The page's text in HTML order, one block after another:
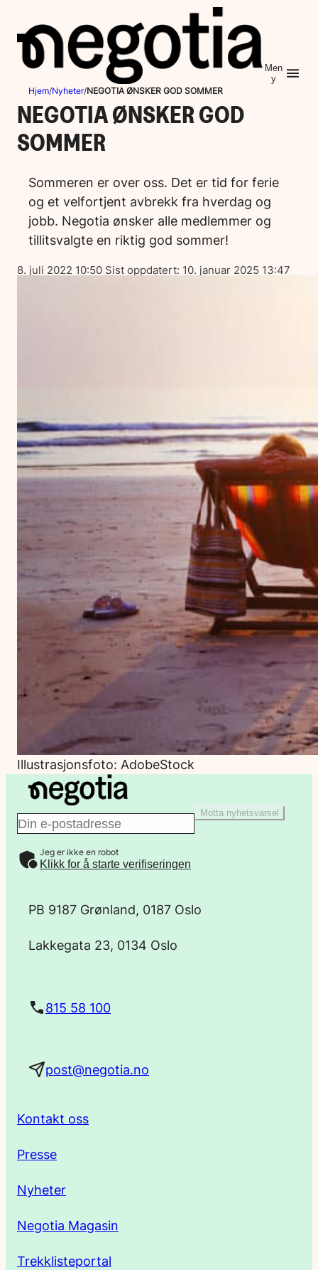
innhold
Men
y
Hjem/Nyheter/NEGOTIA ØNSKER GOD SOMMER
NEGOTIA ØNSKER GOD
SOMMER
Sommeren er over oss. Det er tid for ferie
og et velfortjent avbrekk fra hverdag og
jobb. Negotia ønsker alle medlemmer og
tillitsvalgte en riktig god sommer!
Lagt
ut
8. juli 2022 10:50 Sist oppdatert: 10. januar 2025 13:47
Illustrasjonsfoto: AdobeStock
E
-
Motta nyhetsvarsel
Jeg er ikke en robot
Klikk for å starte verifiseringen
PB 9187 Grønland, 0187 Oslo
Lakkegata 23, 0134 Oslo
815 58 100
post@negotia.no
Kontakt oss
Presse
Nyheter
Negotia Magasin
Trekklisteportal